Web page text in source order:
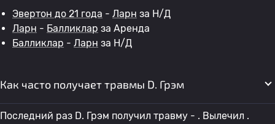
Эвертон до 21 года - Ларн за Н/Д
Ларн - Балликлар за Аренда
Балликлар - Ларн за Н/Д
Как часто получает травмы D. Грэм
Последний раз D. Грэм получил травму - . Вылечил .